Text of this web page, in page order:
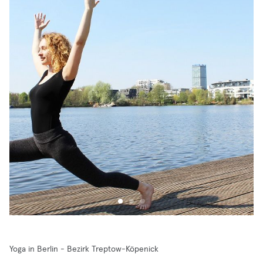
Yoga in Berlin - Bezirk Treptow-Köpenick